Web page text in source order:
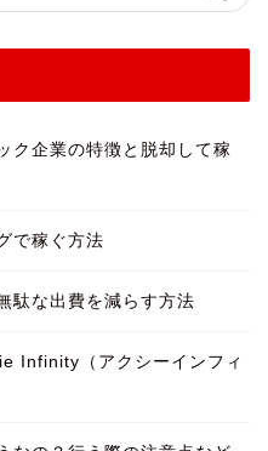
ク企業の特徴と脱却して稼
で稼ぐ方法
駄な出費を減らす方法
Infinity（アクシーインフィ